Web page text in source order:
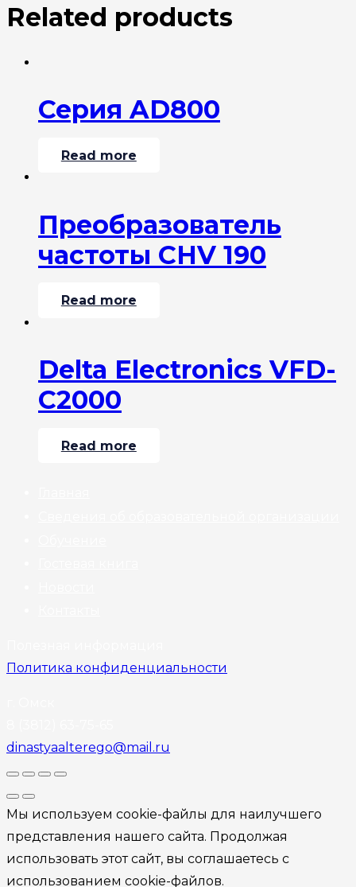
Related products
Серия AD800
Read more
Преобразователь
частоты CHV 190
Read more
Delta Electronics VFD-
C2000
Read more
Политика конфиденциальности
dinastyaalterego@mail.ru
Мы используем cookie-файлы для наилучшего
представления нашего сайта. Продолжая
использовать этот сайт, вы соглашаетесь с
использованием cookie-файлов.